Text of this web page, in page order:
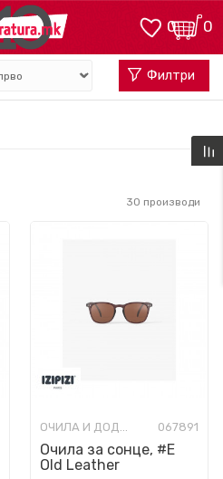
0
0
Филтри
30 производи
ОЧИЛА И ДОДАТОЦИ 067891
Очила за сонце, #E
Old Leather